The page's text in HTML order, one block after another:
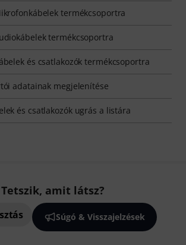
termékcsoportra
termékcsoportra
és csatlakozók termékcsoportra
adatainak megjelenítése
és csatlakozók ugrás a listára
Tetszik, amit látsz?
Súgó & Visszajelzések